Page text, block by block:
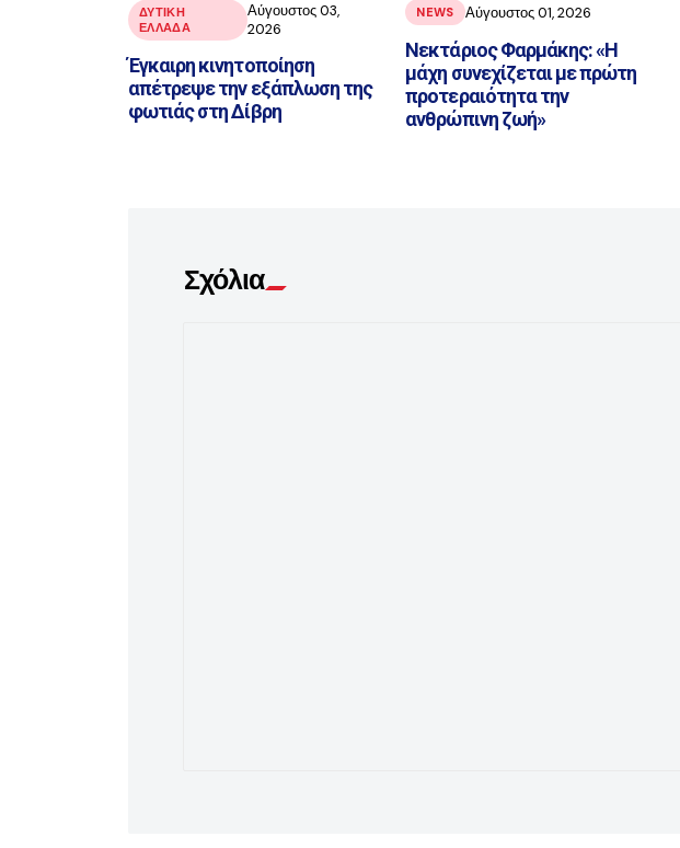
ΔΥΤΙΚΗ
ΕΛΛΑΔΑ
Αύγουστος 03,
2026
Έγκαιρη κινητοποίηση
απέτρεψε την εξάπλωση της
φωτιάς στη Δίβρη
NEWS Αύγουστος 01, 2026
Νεκτάριος Φαρμάκης: «Η
μάχη συνεχίζεται με πρώτη
προτεραιότητα την
ανθρώπινη ζωή»
Σχόλια